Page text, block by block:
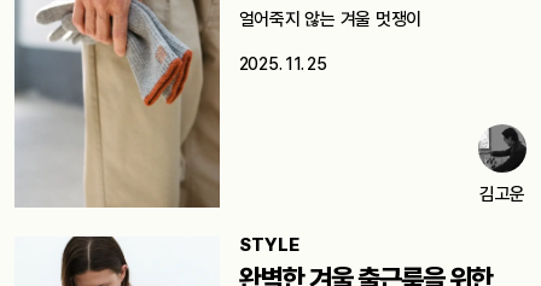
얼어죽지 않는 겨울 멋쟁이
2025. 11. 25
김고운
STYLE
완벽한 겨울 출근룩을 위한